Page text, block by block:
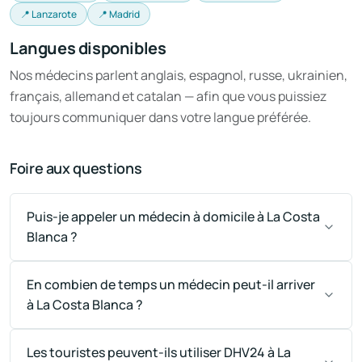
📍 Lanzarote
📍 Madrid
Langues disponibles
Nos médecins parlent anglais, espagnol, russe, ukrainien,
français, allemand et catalan — afin que vous puissiez
toujours communiquer dans votre langue préférée.
Foire aux questions
Puis-je appeler un médecin à domicile à La Costa
Blanca ?
En combien de temps un médecin peut-il arriver
à La Costa Blanca ?
Les touristes peuvent-ils utiliser DHV24 à La